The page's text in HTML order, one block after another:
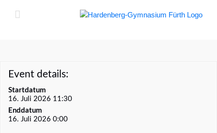
Event details:
Startdatum
16. Juli 2026 11:30
Enddatum
16. Juli 2026 0:00